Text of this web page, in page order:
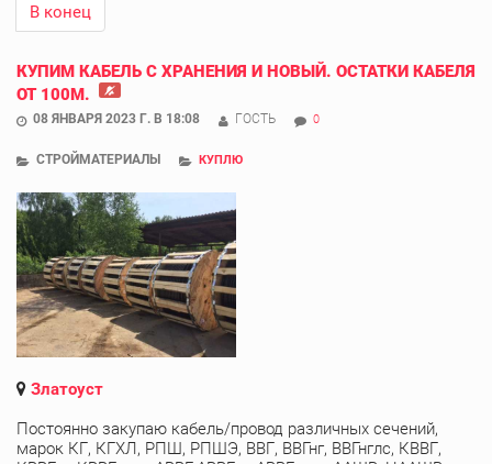
В конец
КУПИМ КАБЕЛЬ С ХРАНЕНИЯ И НОВЫЙ. ОСТАТКИ КАБЕЛЯ
ОТ 100М.
08 ЯНВАРЯ 2023 Г. В 18:08 ГОСТЬ 0
СТРОЙМАТЕРИАЛЫ КУПЛЮ
Златоуст
Постоянно закупаю кабель/провод различных сечений,
марок КГ, КГХЛ, РПШ, РПШЭ, ВВГ, ВВГнг, ВВГнглс, КВВГ,